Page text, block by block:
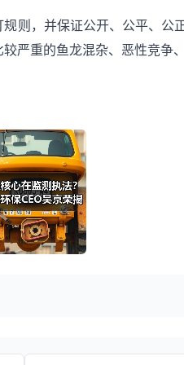
则，并保证公开、公平、公
严重的鱼龙混杂、恶性竞争